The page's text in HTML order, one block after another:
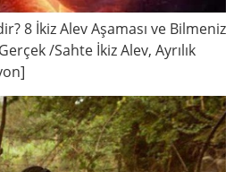
8 İkiz Alev Aşaması ve Bilmeniz
/Sahte İkiz Alev, Ayrılık